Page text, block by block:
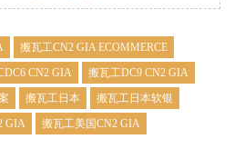
搬瓦工CN2 GIA ECOMMERCE
DC6 CN2 GIA
搬瓦工DC9 CN2 GIA
搬瓦工日本
搬瓦工日本软银
GIA
搬瓦工美国CN2 GIA